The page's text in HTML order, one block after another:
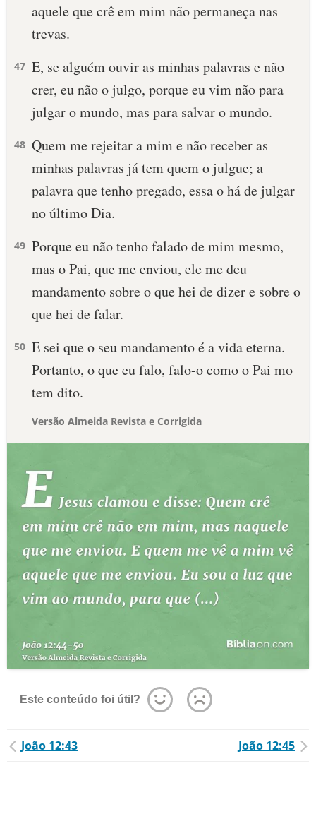
aquele que crê em mim não permaneça nas
trevas.
47 E, se alguém ouvir as minhas palavras e não
crer, eu não o julgo, porque eu vim não para
julgar o mundo, mas para salvar o mundo.
48 Quem me rejeitar a mim e não receber as
minhas palavras já tem quem o julgue; a
palavra que tenho pregado, essa o há de julgar
no último Dia.
49 Porque eu não tenho falado de mim mesmo,
mas o Pai, que me enviou, ele me deu
mandamento sobre o que hei de dizer e sobre o
que hei de falar.
50 E sei que o seu mandamento é a vida eterna.
Portanto, o que eu falo, falo-o como o Pai mo
tem dito.
Versão Almeida Revista e Corrigida
Este conteúdo foi útil?
João 12:43 João 12:45